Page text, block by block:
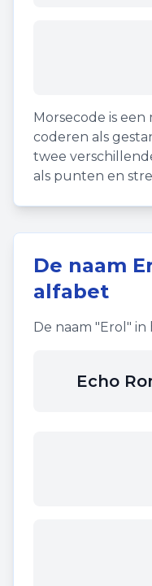
Morsecode is
coderen als
twee
als punten en
De naam
alfabet
De naam "Erol " in
Echo